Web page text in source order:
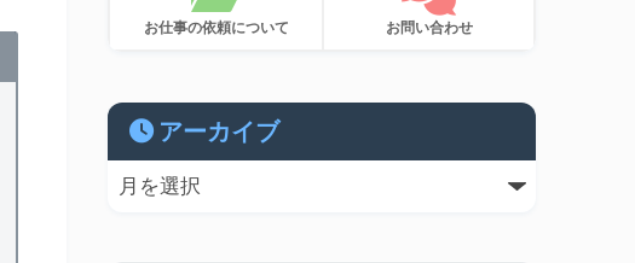
お仕事の依頼について お問い合わせ
アーカイブ